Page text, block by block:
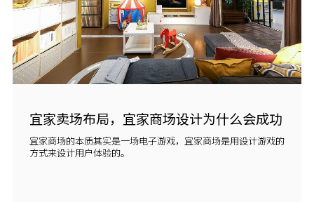
宜家卖场布局，宜家商场设计为什么会成功
宜家商场的本质其实是一场电子游戏，宜家商场是用设计游戏的
方式来设计用户体验的。